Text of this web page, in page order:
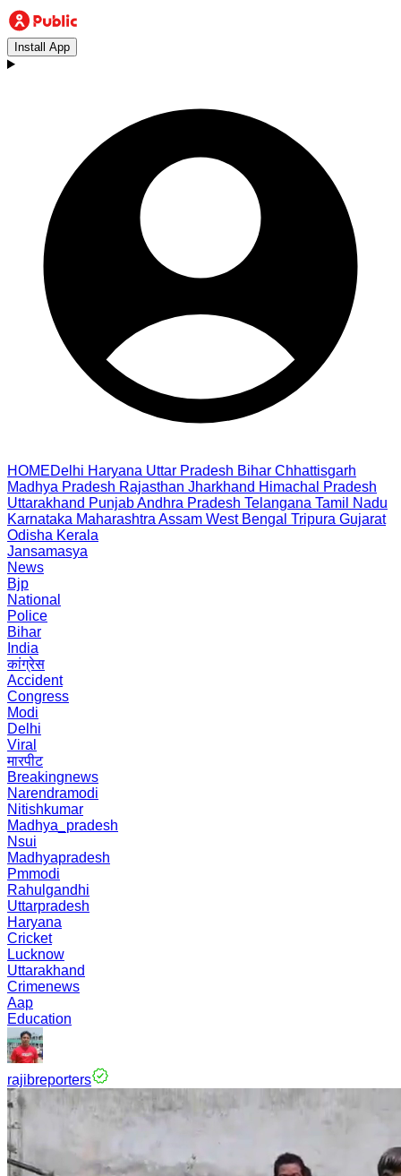
Install App
HOMEDelhi Haryana Uttar Pradesh Bihar Chhattisgarh
Madhya Pradesh Rajasthan Jharkhand Himachal Pradesh
Uttarakhand PunjabAndhra Pradesh Telangana Tamil Nadu
Karnataka Maharashtra Assam West Bengal Tripura Gujarat
Odisha Kerala
Jansamasya
News
Bjp
National
Police
Bihar
India
कांग्रेस
Accident
Congress
Modi
Delhi
Viral
मारपीट
Breakingnews
Narendramodi
Nitishkumar
Madhya_pradesh
Nsui
Madhyapradesh
Pmmodi
Rahulgandhi
Uttarpradesh
Haryana
Cricket
Lucknow
Uttarakhand
Crimenews
Aap
Education
rajibreporters